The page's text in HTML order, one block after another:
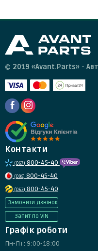
© 2019 «Avant.Parts» -
Контакти
(067) 800-45-40
(095) 800-45-40
(063) 800-45-40
Замовити дзвінок
Запит по VIN
Графік роботи
Пн-Пт: 9:00-18:00